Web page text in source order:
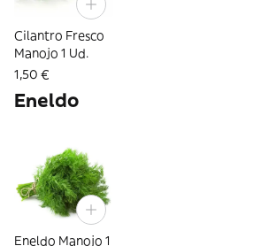
Cilantro Fresco
Manojo 1 Ud.
1,50 €
Eneldo
Eneldo Manojo 1